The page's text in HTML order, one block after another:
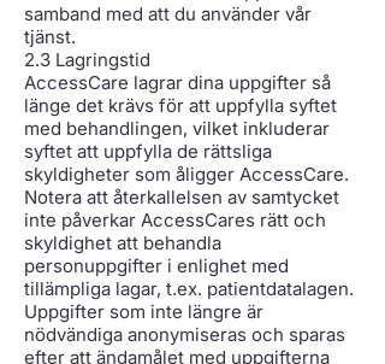
samband med att du använder vår
tjänst.
2.3 Lagringstid
AccessCare lagrar dina uppgifter så
länge det krävs för att uppfylla syftet
med behandlingen, vilket inkluderar
syftet att uppfylla de rättsliga
skyldigheter som åligger AccessCare.
Notera att återkallelsen av samtycket
inte påverkar AccessCares rätt och
skyldighet att behandla
personuppgifter i enlighet med
tillämpliga lagar, t.ex. patientdatalagen.
Uppgifter som inte längre är
nödvändiga anonymiseras och sparas
efter att ändamålet med uppgifterna